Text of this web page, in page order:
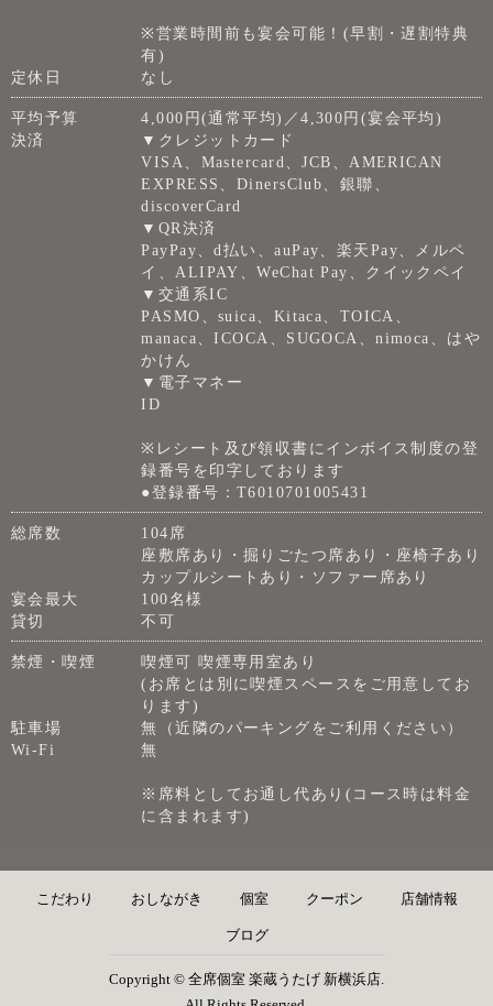
※営業時間前も宴会可能！(早割・遅割特典
有)
定休日
なし
平均予算
4,000円(通常平均)／4,300円(宴会平均)
決済
▼クレジットカード
VISA、Mastercard、JCB、AMERICAN
EXPRESS、DinersClub、銀聯、
discoverCard
▼QR決済
PayPay、d払い、auPay、楽天Pay、メルペ
イ、ALIPAY、WeChat Pay、クイックペイ
▼交通系IC
PASMO、suica、Kitaca、TOICA、
manaca、ICOCA、SUGOCA、nimoca、はや
かけん
▼電子マネー
ID
※レシート及び領収書にインボイス制度の登
録番号を印字しております
●登録番号：T6010701005431
総席数
104席
座敷席あり・掘りごたつ席あり・座椅子あり
カップルシートあり・ソファー席あり
宴会最大
100名様
貸切
不可
禁煙・喫煙
喫煙可 喫煙専用室あり
(お席とは別に喫煙スペースをご用意してお
ります)
駐車場
無（近隣のパーキングをご利用ください）
Wi-Fi
無
※席料としてお通し代あり(コース時は料金
に含まれます)
こだわり おしながき 個室 クーポン 店舗情報
ブログ
Copyright © 全席個室 楽蔵うたげ 新横浜店.